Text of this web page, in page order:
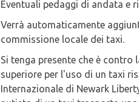
Eventuali pedaggi di andata e
Verrà automaticamente
commissione locale dei taxi.
Si tenga presente che è
superiore per l'uso di un taxi
Internazionale di Newark